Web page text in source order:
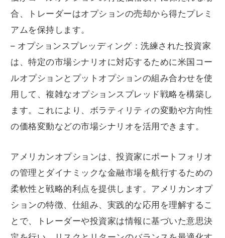
合、トレーダーはオプションの売却から得たプレミ
アムを保持します。
– オプションスプレッディング：洗練された投資家
は、特定の市場シナリオに対応するために米国コー
ルオプションとプットオプションの組み合わせを使
用して、複雑なオプションスプレッド戦略を構築し
ます。これにより、ボラティリティの変動や方向性
の価格変動などの市場シナリオを活用できます。
アメリカンオプションは、投資家にポートフォリオ
の管理とダイナミックな金融市場を航行するための
柔軟性と戦略的利点を提供します。アメリカンオプ
ションの特徴、仕組み、実践的な応用を理解するこ
とで、トレーダーや投資家は情報に基づいた意思決